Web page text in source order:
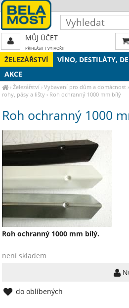
ŽELEZÁŘSTVÍ VÍNO, DESTILÁTY,
AKCE
›Železářství ›Vybavení pro dům a domácnost
rohy, pásy a lišty › Roh ochranný 1000 mm bílý
Roh ochranný 1000
Roh ochranný 1000 mm bílý.
není skladem
do oblíbených
MŮJ ÚČET
PŘIHLÁSIT| VYTVOŘIT